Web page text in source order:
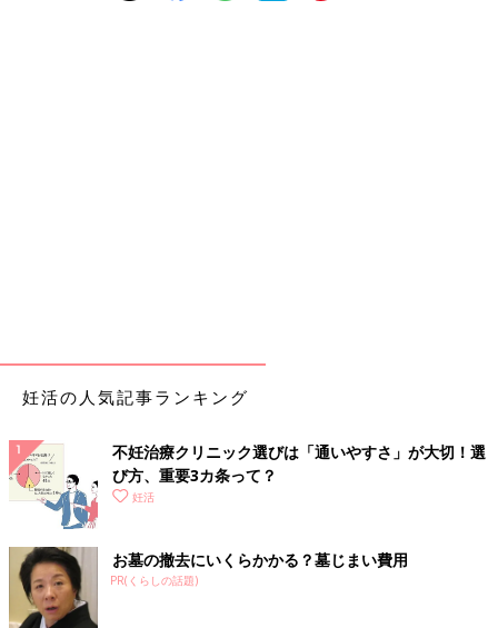
妊活の人気記事ランキング
不妊治療クリニック選びは「通いやすさ」が大切！選
び方、重要3カ条って？
妊活
お墓の撤去にいくらかかる？墓じまい費用
PR(くらしの話題)